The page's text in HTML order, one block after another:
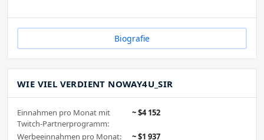
Biografie
WIE VIEL VERDIENT NOWAY4U_SIR
Einnahmen pro Monat mit
Twitch-Partnerprogramm:
~ $4 152
Werbeeinnahmen pro Monat: ~ $1 937